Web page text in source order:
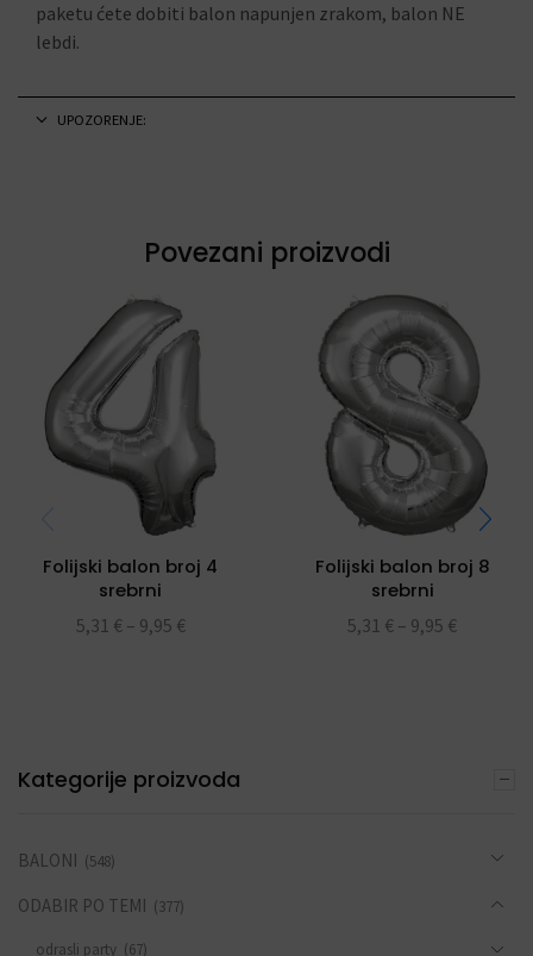
paketu ćete dobiti balon napunjen zrakom, balon NE
lebdi.
UPOZORENJE:
Povezani proizvodi
Folijski balon broj 4
srebrni
5,31 € – 9,95 €
Folijski balon broj 8
srebrni
5,31 € – 9,95 €
Kategorije proizvoda
BALONI (548)
ODABIR PO TEMI (377)
odrasli party (67)